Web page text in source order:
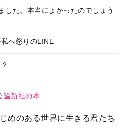
した。本当によかったのでしょう
へ怒りのLINE
論新社の本
めのある世界に生きる君たち